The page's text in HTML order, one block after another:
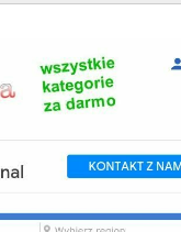
Polecam
i szybko można